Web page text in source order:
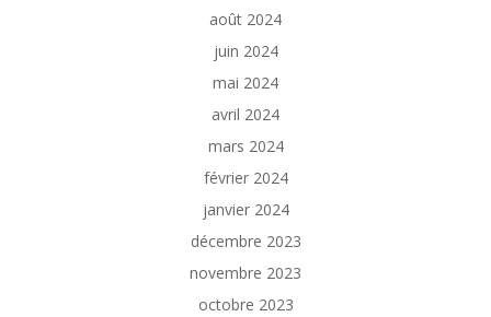
août 2024
juin 2024
mai 2024
avril 2024
mars 2024
février 2024
janvier 2024
décembre 2023
novembre 2023
octobre 2023